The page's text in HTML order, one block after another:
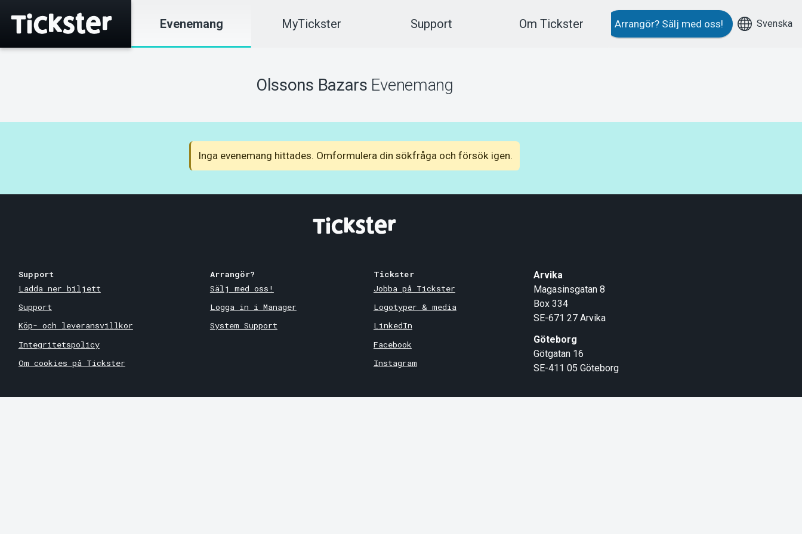
Evenemang MyTickster Support Om Tickster Arrangör? Sälj med oss! Svenska
Olssons Bazars Evenemang
Inga evenemang hittades. Omformulera din sökfråga och försök igen.
Support
Ladda ner biljett
Support
Köp- och leveransvillkor
Integritetspolicy
Om cookies på Tickster
Arrangör?
Sälj med oss!
Logga in i Manager
System Support
Tickster
Jobba på Tickster
Logotyper & media
LinkedIn
Facebook
Instagram
Arvika
Magasinsgatan 8
Box 334
SE-671 27 Arvika
Göteborg
Götgatan 16
SE-411 05 Göteborg